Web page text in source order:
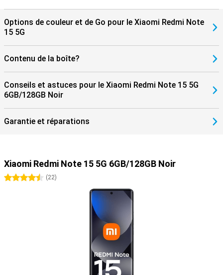
bénéficier de la connexion la plus rapide, qu'il s'agisse de
streaming, de téléchargement ou d'appels vidéo. Finis les temps
d'attente et les contretemps : cet appareil est prêt pour le
HyperOS 2 économe en énergie, tout reste rapide et économique,
même en cas d'utilisation intensive. Ainsi, vous restez toujours
Options de couleur et de Go pour le Xiaomi Redmi Note
15 5G
Contenu de la boîte?
Conseils et astuces pour le Xiaomi Redmi Note 15 5G
6GB/128GB Noir
Garantie et réparations
Xiaomi Redmi Note 15 5G 6GB/128GB Noir
4.5 étoiles
(22)